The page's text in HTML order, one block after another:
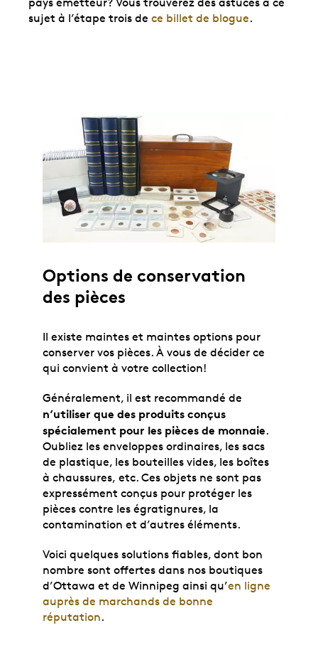
sujet à l’étape trois de ce billet de blogue.
Options de conservation
des pièces
Il existe maintes et maintes options pour
conserver vos pièces. À vous de décider ce
qui convient à votre collection!
Généralement, il est recommandé de
n’utiliser que des produits conçus
spécialement pour les pièces de monnaie.
Oubliez les enveloppes ordinaires, les sacs
de plastique, les bouteilles vides, les boîtes
à chaussures, etc. Ces objets ne sont pas
expressément conçus pour protéger les
pièces contre les égratignures, la
contamination et d’autres éléments.
Voici quelques solutions fiables, dont bon
nombre sont offertes dans nos boutiques
d’Ottawa et de Winnipeg ainsi qu’en ligne
auprès de marchands de bonne
réputation.